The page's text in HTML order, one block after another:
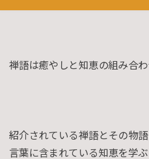
禅語は癒やしと知恵の組み合わ
紹介されている禅語とその物
言葉に含まれている知恵を学ぶ